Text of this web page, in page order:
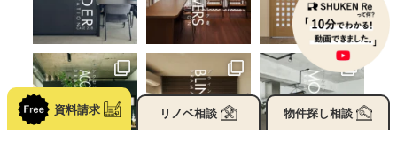
資料請求 リノベ相談 物件探し相談